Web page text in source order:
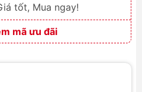
tốt, Mua ngay!
mã ưu đãi